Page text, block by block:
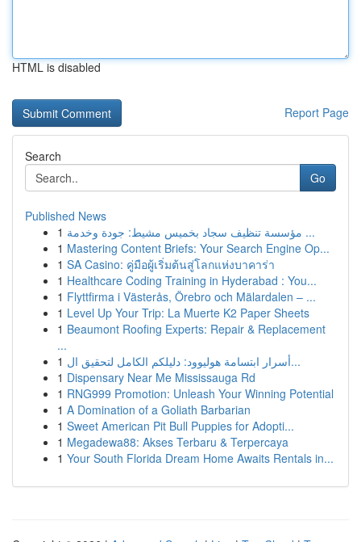
HTML is disabled
Report Page
Search
Go
Published News
1
مؤسسة تنظيف سجاد بخميس مشيط: جودة وخدمة ...
1 Mastering Content Briefs: Your Search Engine Op...
1 SA Casino: คู่มือผู้เริ่มต้นสู่โลกแห่งบาคาร่า
1 Healthcare Coding Training in Hyderabad : You...
1 Flyttfirma i Västerås, Örebro och Mälardalen – ...
1 Level Up Your Trip: La Muerte K2 Paper Sheets
1 Beaumont Roofing Experts: Repair & Replacement
...
1
أسرار ابتسامة هوليوود: دليلكم الكامل لتحقيق ال...
1 Dispensary Near Me Mississauga Rd
1 RNG999 Promotion: Unleash Your Winning Potential
1 A Domination of a Goliath Barbarian
1 Sweet American Pit Bull Puppies for Adopti...
1 Megadewa88: Akses Terbaru & Terpercaya
1 Your South Florida Dream Home Awaits Rentals in...